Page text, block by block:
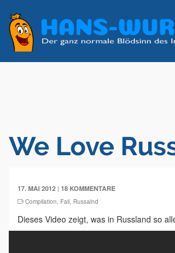
We Love
17. MAI 2012 | 18 KOMMENTARE
Compilation, Fail, Russalnd
Dieses Video zeigt, was in Russland so